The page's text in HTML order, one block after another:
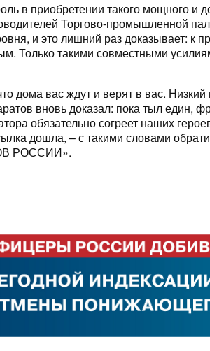
в приобретении такого мощного и
Торгово-промышленной
и это лишний раз доказывает: к
Только такими совместными
дома вас ждут и верят в вас.
вновь доказал: пока тыл един,
обязательно согреет наших
дошла, – с такими словами
РОССИИ».